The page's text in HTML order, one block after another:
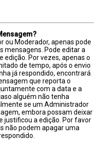
ou Moderador, apenas pode
mensagens. Pode editar a
edição. Por vezes, apenas o
de tempo, após o envio
já respondido, encontrará
que reporta o
com a data e a
alguém não tenha
se um Administrador
embora possam deixar
justificou a edição. Por favor
não podem apagar uma